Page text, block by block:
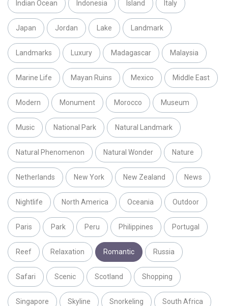
Indian Ocean Indonesia Island Italy
Japan Jordan Lake Landmark
Landmarks Luxury Madagascar Malaysia
Marine Life Mayan Ruins Mexico Middle East
Modern Monument Morocco Museum
Music National Park Natural Landmark
Natural Phenomenon Natural Wonder Nature
Netherlands New York New Zealand News
Nightlife North America Oceania Outdoor
Paris Park Peru Philippines Portugal
Reef Relaxation Romantic Russia
Safari Scenic Scotland Shopping
Singapore Skyline Snorkeling South Africa